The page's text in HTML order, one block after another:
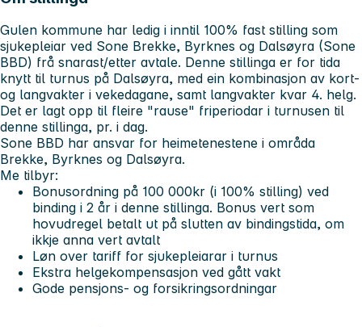
Gulen kommune har ledig i inntil 100% fast stilling som
sjukepleiar ved Sone Brekke, Byrknes og Dalsøyra (Sone
BBD) frå snarast/etter avtale. Denne stillinga er for tida
knytt til turnus på Dalsøyra, med ein kombinasjon av kort-
og langvakter i vekedagane, samt langvakter kvar 4. helg.
Det er lagt opp til fleire "rause" friperiodar i turnusen til
denne stillinga, pr. i dag.
Sone BBD har ansvar for heimetenestene i områda
Brekke, Byrknes og Dalsøyra.
Me tilbyr:
Bonusordning på 100 000kr (i 100% stilling) ved
binding i 2 år i denne stillinga. Bonus vert som
hovudregel betalt ut på slutten av bindingstida, om
ikkje anna vert avtalt
Løn over tariff for sjukepleiarar i turnus
Ekstra helgekompensasjon ved gått vakt
Gode pensjons- og forsikringsordningar